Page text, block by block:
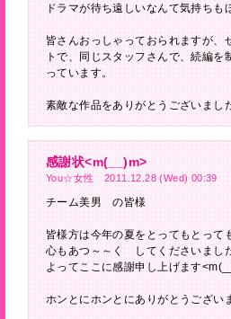
ドラマが待ち遠しいなんて気持ちも
皆さんおっしゃっておられますが、
トで、同じスタッフさんで、続編を
っています。
素敵な作品をありがとうございまし
感謝状<m(__)m>
You☆女性 2011.12.28 (Wed) 00:39
チーム美男 の皆様
皆様方は今年の夏をとってもとって
心もあつ～～く してくださいまし
よってここに感謝申し上げます
ホンとにホンとにありがとうござい